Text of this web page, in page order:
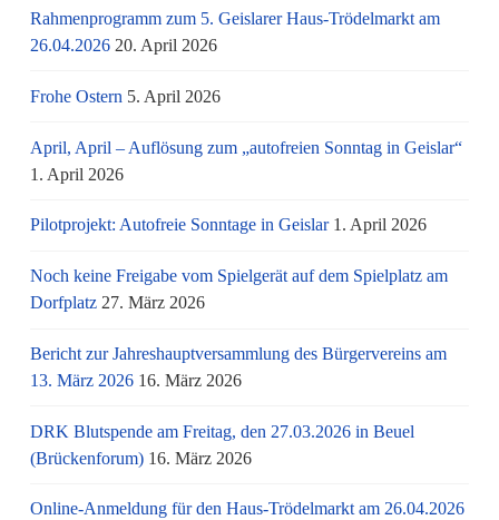
Rahmenprogramm zum 5. Geislarer Haus-Trödelmarkt am
26.04.2026 20. April 2026
Frohe Ostern 5. April 2026
April, April – Auflösung zum „autofreien Sonntag in Geislar“
1. April 2026
Pilotprojekt: Autofreie Sonntage in Geislar 1. April 2026
Noch keine Freigabe vom Spielgerät auf dem Spielplatz am
Dorfplatz 27. März 2026
Bericht zur Jahreshauptversammlung des Bürgervereins am
13. März 2026 16. März 2026
DRK Blutspende am Freitag, den 27.03.2026 in Beuel
(Brückenforum) 16. März 2026
Online-Anmeldung für den Haus-Trödelmarkt am 26.04.2026